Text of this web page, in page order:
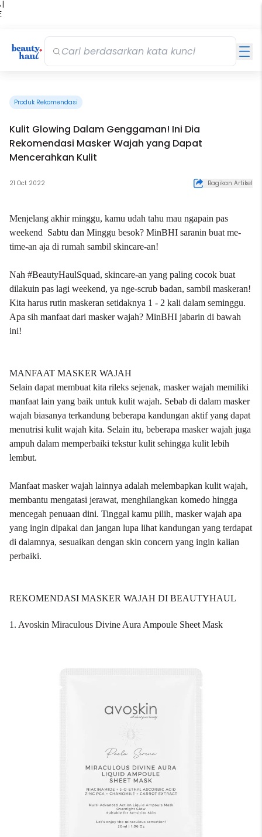
|
Produk Rekomendasi
Kulit Glowing Dalam Genggaman! Ini Dia
Rekomendasi Masker Wajah yang Dapat
Mencerahkan Kulit
21 Oct 2022 Bagikan Artikel
Menjelang akhir minggu, kamu udah tahu mau ngapain pas
weekend Sabtu dan Minggu besok? MinBHI saranin buat me-
time-an aja di rumah sambil skincare-an!
Nah #BeautyHaulSquad, skincare-an yang paling cocok buat
dilakuin pas lagi weekend, ya nge-scrub badan, sambil maskeran!
Kita harus rutin maskeran setidaknya 1 - 2 kali dalam seminggu.
Apa sih manfaat dari masker wajah? MinBHI jabarin di bawah
ini!
MANFAAT MASKER WAJAH
Selain dapat membuat kita rileks sejenak, masker wajah memiliki
manfaat lain yang baik untuk kulit wajah. Sebab di dalam masker
wajah biasanya terkandung beberapa kandungan aktif yang dapat
menutrisi kulit wajah kita. Selain itu, beberapa masker wajah juga
ampuh dalam memperbaiki tekstur kulit sehingga kulit lebih
lembut.
Manfaat masker wajah lainnya adalah melembapkan kulit wajah,
membantu mengatasi jerawat, menghilangkan komedo hingga
mencegah penuaan dini. Tinggal kamu pilih, masker wajah apa
yang ingin dipakai dan jangan lupa lihat kandungan yang terdapat
di dalamnya, sesuaikan dengan skin concern yang ingin kalian
perbaiki.
REKOMENDASI MASKER WAJAH DI BEAUTYHAUL
1. Avoskin Miraculous Divine Aura Ampoule Sheet Mask